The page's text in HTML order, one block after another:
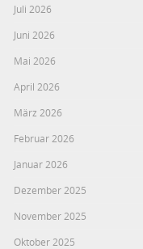
Juli 2026
Juni 2026
Mai 2026
April 2026
März 2026
Februar 2026
Januar 2026
Dezember 2025
November 2025
Oktober 2025